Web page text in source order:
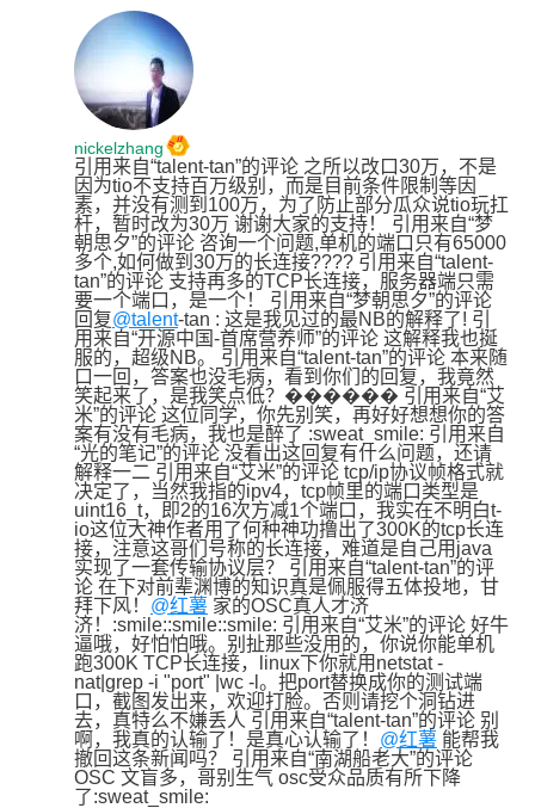
nickelzhang
引用来自“talent-tan”的评论 之所以改口30万，不是
因为tio不支持百万级别，而是目前条件限制等因
素，并没有测到100万，为了防止部分瓜众说tio玩扛
杆，暂时改为30万 谢谢大家的支持！ 引用来自“梦
朝思夕”的评论 咨询一个问题,单机的端口只有65000
多个,如何做到30万的长连接???? 引用来自“talent-
tan”的评论 支持再多的TCP长连接，服务器端只需
要一个端口，是一个！ 引用来自“梦朝思夕”的评论
回复@talent-tan : 这是我见过的最NB的解释了! 引
用来自“开源中国-首席营养师”的评论 这解释我也挻
服的，超级NB。 引用来自“talent-tan”的评论 本来随
口一回，答案也没毛病，看到你们的回复，我竟然
笑起来了，是我笑点低？������ 引用来自“艾
米”的评论 这位同学，你先别笑，再好好想想你的答
案有没有毛病，我也是醉了 :sweat_smile: 引用来自
“光的笔记”的评论 没看出这回复有什么问题，还请
解释一二 引用来自“艾米”的评论 tcp/ip协议帧格式就
决定了，当然我指的ipv4，tcp帧里的端口类型是
uint16_t，即2的16次方减1个端口，我实在不明白t-
io这位大神作者用了何种神功撸出了300K的tcp长连
接，注意这哥们号称的长连接，难道是自己用java
实现了一套传输协议层？ 引用来自“talent-tan”的评
论 在下对前辈渊博的知识真是佩服得五体投地，甘
拜下风！ @红薯 家的OSC真人才济
济！:smile::smile::smile: 引用来自“艾米”的评论 好牛
逼哦，好怕怕哦。别扯那些没用的，你说你能单机
跑300K TCP长连接，linux下你就用netstat -
nat|grep -i "port" |wc -l。把port替换成你的测试端
口，截图发出来，欢迎打脸。否则请挖个洞钻进
去，真特么不嫌丢人 引用来自“talent-tan”的评论 别
啊，我真的认输了！是真心认输了！ @红薯 能帮我
撤回这条新闻吗？ 引用来自“南湖船老大”的评论
OSC 文盲多，哥别生气 osc受众品质有所下降
了:sweat_smile: